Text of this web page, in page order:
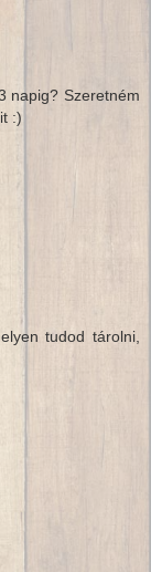
napig? Szeretném
:)
tudod tárolni,